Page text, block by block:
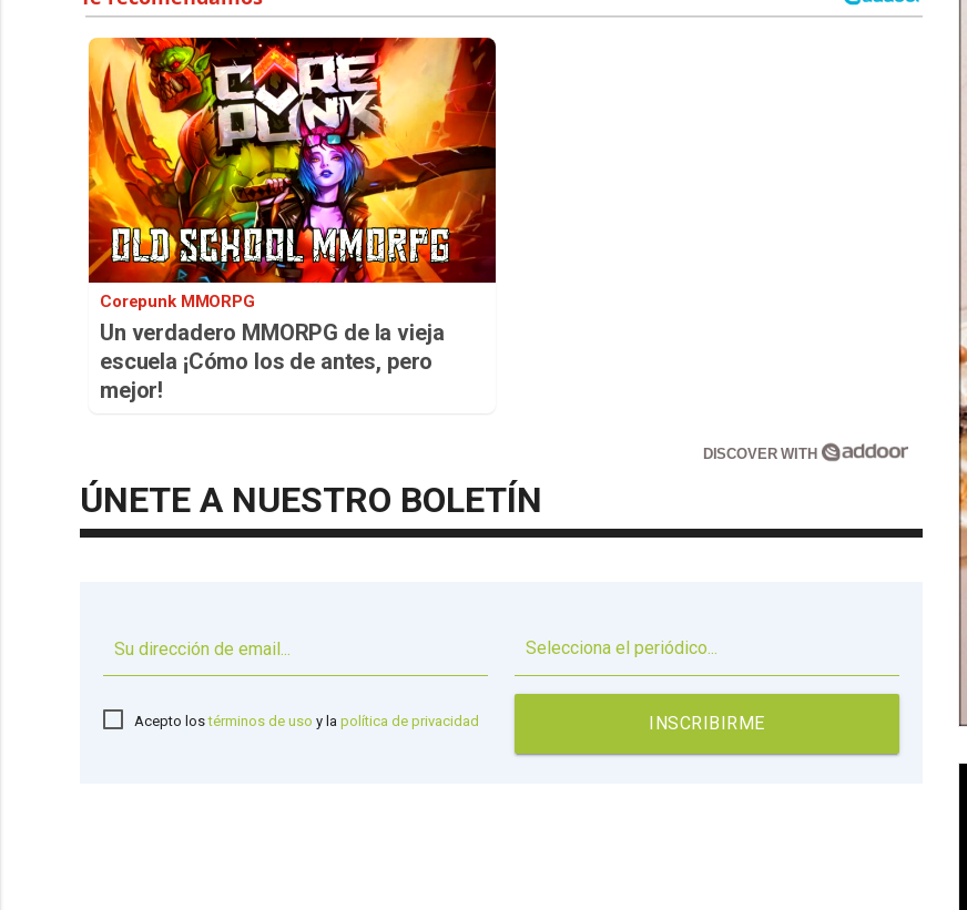
Corepunk MMORPG
Un verdadero MMORPG de la vieja
escuela ¡Cómo los de antes, pero
mejor!
DISCOVER WITH
ÚNETE A NUESTRO BOLETÍN
Acepto lostérminos de uso y la política de privacidad INSCRIBIRME